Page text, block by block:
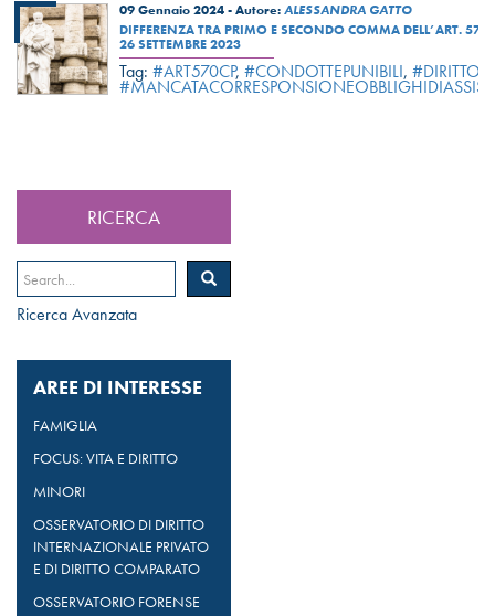
09 Gennaio 2024 -Autore:ALESSANDRA GATTO
DIFFERENZA TRA PRIMO E SECONDO COMMA DELL’ART. 570
26 SETTEMBRE 2023
Tag: #ART570CP, #CONDOTTEPUNIBILI,
RICERCA
Ricerca Avanzata
AREE DI INTERESSE
FAMIGLIA
FOCUS: VITA E DIRITTO
MINORI
OSSERVATORIO DI DIRITTO
INTERNAZIONALE PRIVATO
E DI DIRITTO COMPARATO
OSSERVATORIO FORENSE